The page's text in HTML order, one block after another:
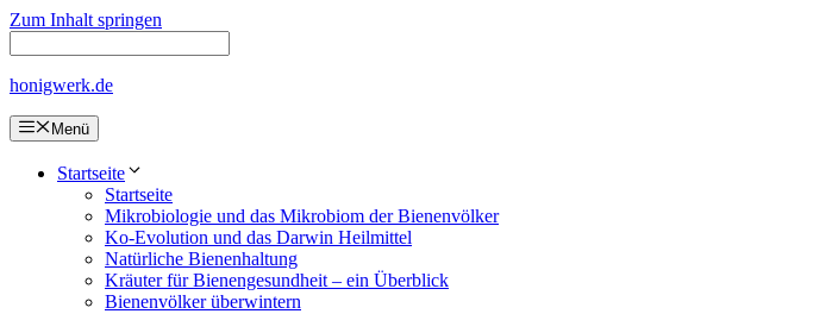
Zum Inhalt springen
honigwerk.de
Menü
Startseite
Startseite
Mikrobiologie und das Mikrobiom der Bienenvölker
Ko-Evolution und das Darwin Heilmittel
Natürliche Bienenhaltung
Kräuter für Bienengesundheit – ein Überblick
Bienenvölker überwintern